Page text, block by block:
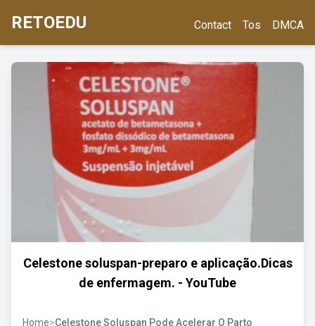
RETOEDU Contact Tos DMCA
Celestone soluspan-preparo e aplicação.Dicas
de enfermagem. - YouTube
Home>Celestone Soluspan Pode Acelerar O Parto